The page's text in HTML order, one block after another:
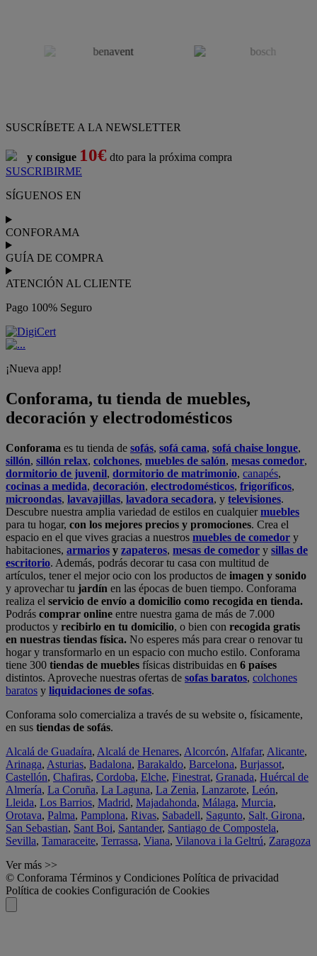
SUSCRÍBETE A LA NEWSLETTER
y consigue 10€ dto para la próxima compra
SUSCRIBIRME
SÍGUENOS EN
CONFORAMA
GUÍA DE COMPRA
ATENCIÓN AL CLIENTE
Pago 100% Seguro
¡Nueva app!
Conforama, tu tienda de muebles,
decoración y electrodomésticos
Conforama es tu tienda de sofás, sofá cama, sofá chaise longue,
sillón, sillón relax, colchones, muebles de salón, mesas comedor,
dormitorio de juvenil, dormitorio de matrimonio, canapés,
cocinas a medida, decoración, electrodomésticos, frigoríficos,
microondas, lavavajillas, lavadora secadora, y televisiones.
Descubre nuestra amplia variedad de estilos en cualquiermuebles
para tu hogar, con los mejores precios y promociones. Crea el
espacio en el que vives gracias a nuestros muebles de comedor y
habitaciones, armarios y zapateros, mesas de comedor y sillas de
escritorio. Además, podrás decorar tu casa con multitud de
artículos, tener el mejor ocio con los productos de imagen y sonido
y aprovechar tu jardín en las épocas de buen tiempo. Conforama
realiza el servicio de envío a domicilio como recogida en tienda.
Podrás comprar online entre nuestra gama de más de 7.000
productos y recibirlo en tu domicilio, o bien con recogida gratis
en nuestras tiendas física. No esperes más para crear o renovar tu
hogar y transformarlo en un espacio con mucho estilo. Conforama
tiene 300 tiendas de muebles físicas distribuidas en 6 países
distintos. Aproveche nuestras ofertas de sofas baratos, colchones
baratos y liquidaciones de sofas.
Conforama solo comercializa a través de su website o, físicamente,
en sus tiendas de sofás.
Alcalá de Guadaíra, Alcalá de Henares, Alcorcón, Alfafar, Alicante,
Arinaga, Asturias, Badalona, Barakaldo, Barcelona, Burjassot,
Castellón, Chafiras, Cordoba, Elche, Finestrat, Granada, Huércal de
Almería, La Coruña, La Laguna, La Zenia, Lanzarote, León,
Lleida, Los Barrios, Madrid, Majadahonda, Málaga, Murcia,
Orotava, Palma, Pamplona, Rivas, Sabadell, Sagunto, Salt, Girona,
San Sebastian, Sant Boi, Santander, Santiago de Compostela,
Sevilla, Tamaraceite, Terrassa, Viana, Vilanova i la Geltrú, Zaragoza
Ver más >>
© Conforama Términos y Condiciones Política de privacidad
Política de cookies Configuración de Cookies